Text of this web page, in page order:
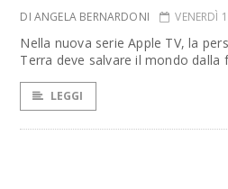
DI ANGELA BERNARDONI VENERDÌ
Nella nuova serie Apple TV, la
Terra deve salvare il mondo dalla
LEGGI